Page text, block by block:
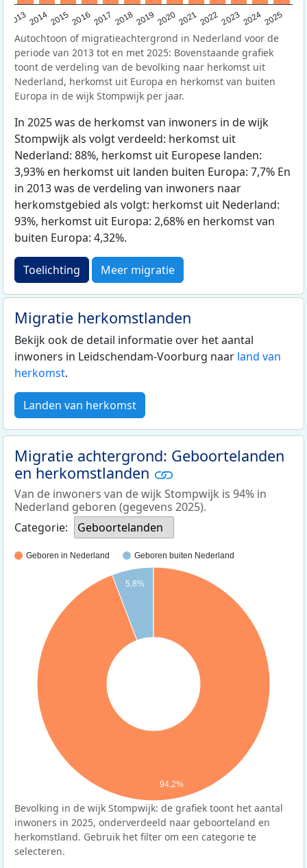
20132014201520162017 20182019 202020212022202320242025
Autochtoon of migratieachtergrond in Nederland voor de
periode van 2013 tot en met 2025: Bovenstaande grafiek
toont de verdeling van de bevolking naar herkomst uit
Nederland, herkomst uit Europa en herkomst van buiten
Europa in de wijk Stompwijk per jaar.
In 2025 was de herkomst van inwoners in de wijk
Stompwijk als volgt verdeeld: herkomst uit
Nederland: 88%, herkomst uit Europese landen:
3,93% en herkomst uit landen buiten Europa: 7,7% En
in 2013 was de verdeling van inwoners naar
herkomstgebied als volgt: herkomst uit Nederland:
93%, herkomst uit Europa: 2,68% en herkomst van
buiten Europa: 4,32%.
Toelichting Meer migratie
Migratie herkomstlanden
Bekijk ook de detail informatie over het aantal
inwoners in Leidschendam-Voorburg naar land van
herkomst.
Landen van herkomst
Migratie achtergrond: Geboortelanden
en herkomstlanden
Van de inwoners van de wijk Stompwijk is 94% in
Nederland geboren (gegevens 2025).
Categorie:
Geboortelanden
Geboren in Nederland Geboren buiten Nederland
5,8%
94,2%
Bevolking in de wijk Stompwijk: de grafiek toont het aantal
inwoners in 2025, onderverdeeld naar geboorteland en
herkomstland. Gebruik het filter om een categorie te
selecteren.